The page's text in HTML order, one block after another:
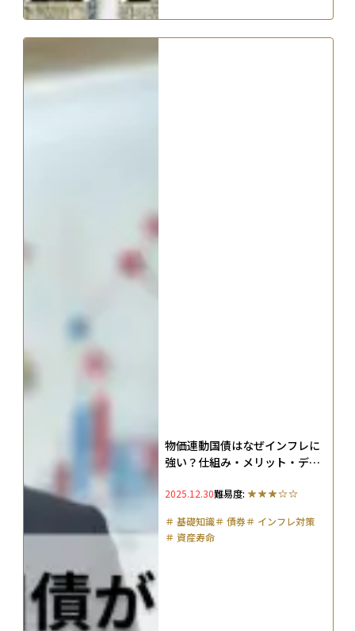
物価連動国債はなぜインフレに
強い？仕組み・メリット・デメ
2025.12.30難易度:
＃ 基礎知識＃ 債券＃ インフレ対策
＃ 資産寿命